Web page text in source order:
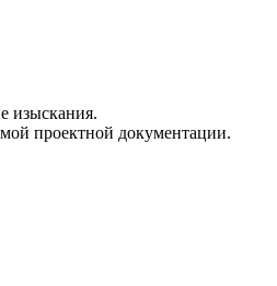
изыскания.
проектной документации.